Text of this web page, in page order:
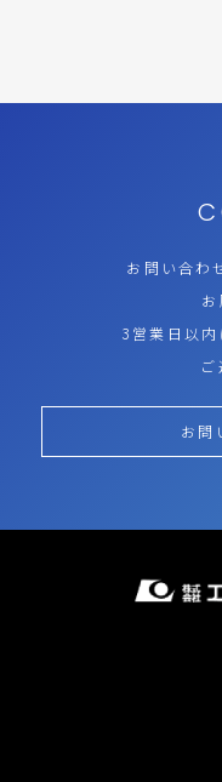
お問い合わ
お
3営業日以内
ご
お問